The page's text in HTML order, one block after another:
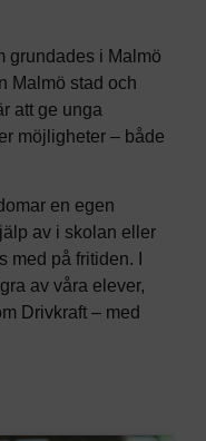
grundades i Malmö
Malmö stad och
att ge unga
möjligheter – både
en egen
av i skolan eller
på fritiden. I
av våra elever,
Drivkraft – med